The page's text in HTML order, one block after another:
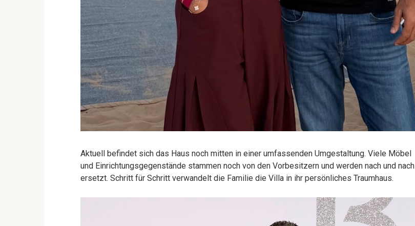
Aktuell befindet sich das Haus noch mitten in einer umfassenden Umgestaltung. Viele Möbel
und Einrichtungsgegenstände stammen noch von den Vorbesitzern und werden nach und nach
ersetzt. Schritt für Schritt verwandelt die Familie die Villa in ihr persönliches Traumhaus.